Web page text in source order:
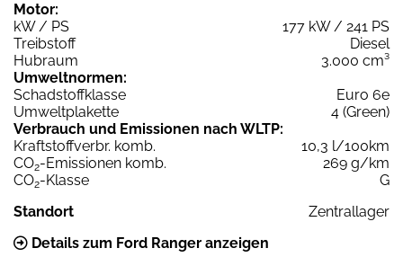
Motor:
kW / PS
177 kW / 241 PS
Treibstoff
Diesel
Hubraum
3.000 cm³
Umweltnormen:
Schadstoffklasse
Euro 6e
Umweltplakette
4 (Green)
Verbrauch und Emissionen nach WLTP:
Kraftstoffverbr. komb.
10,3 l/100km
CO2-Emissionen komb.
269 g/km
CO2-Klasse
G
Standort
Zentrallager
Details zum Ford Ranger anzeigen